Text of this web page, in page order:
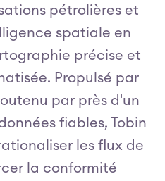
pétrolières et
spatiale en
précise et
Propulsé par
par près d'un
fiables, Tobin
les flux de
la conformité